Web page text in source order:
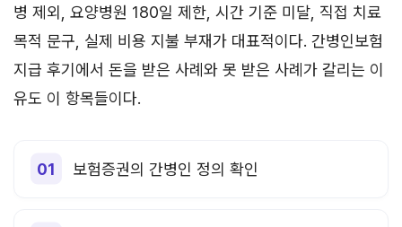
병 제외, 요양병원 180일 제한, 시간 기준 미달, 직접 치료
목적 문구, 실제 비용 지불 부재가 대표적이다. 간병인보험
지급 후기에서 돈을 받은 사례와 못 받은 사례가 갈리는 이
유도 이 항목들이다.
보험증권의 간병인 정의 확인